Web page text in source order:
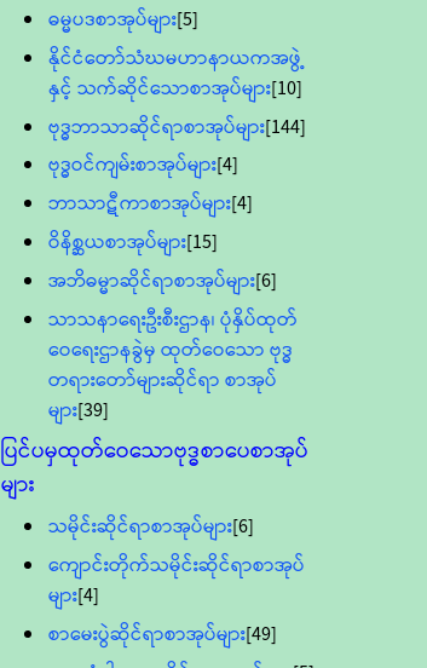
ဓမ္မပဒစာအုပ်များ[5]
နိုင်ငံတော်သံဃမဟာနာယကအဖွဲ့
နှင့် သက်ဆိုင်သောစာအုပ်များ[10]
ဗုဒ္ဓဘာသာဆိုင်ရာစာအုပ်များ[144]
ဗုဒ္ဓဝင်ကျမ်းစာအုပ်များ[4]
ဘာသာဋီကာစာအုပ်များ[4]
ဝိနိစ္ဆယစာအုပ်များ[15]
အဘိဓမ္မာဆိုင်ရာစာအုပ်များ[6]
သာသနာရေးဦးစီးဌာန၊ ပုံနှိပ်ထုတ်
ဝေရေးဌာနခွဲမှ ထုတ်ဝေသော ဗုဒ္ဓ
တရားတော်များဆိုင်ရာ စာအုပ်
များ[39]
ပြင်ပမှထုတ်ဝေသောဗုဒ္ဓစာပေစာအုပ်
များ
သမိုင်းဆိုင်ရာစာအုပ်များ[6]
ကျောင်းတိုက်သမိုင်းဆိုင်ရာစာအုပ်
များ[4]
စာမေးပွဲဆိုင်ရာစာအုပ်များ[49]